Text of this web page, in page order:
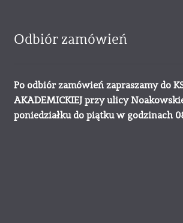
Odbiór zamówień
Po odbiór zamówień zapraszamy do
AKADEMICKIEJ przy ulicy
poniedziałku do piątku w godzinach